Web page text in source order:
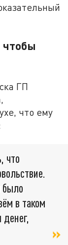
ГП
что ему
что
было
в таком